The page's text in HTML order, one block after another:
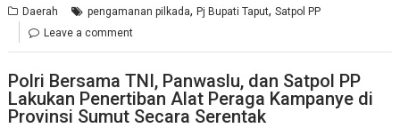
Daerah pengamanan pilkada,Pj Bupati Taput,Satpol PP
Leave a comment
Polri Bersama TNI, Panwaslu, dan Satpol PP
Lakukan Penertiban Alat Peraga Kampanye di
Provinsi Sumut Secara Serentak